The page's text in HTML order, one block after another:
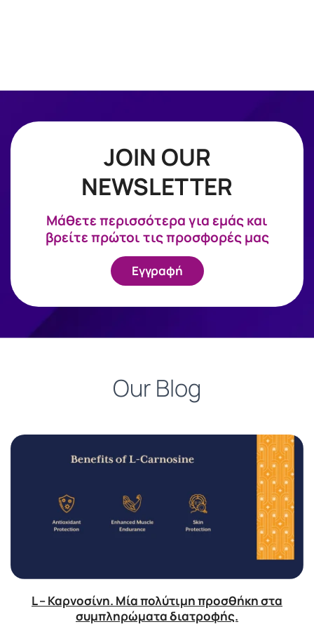
JOIN OUR
NEWSLETTER
Mάθετε περισσότερα για εμάς και
βρείτε πρώτοι τις προσφορές μας
Εγγραφή
Our Blog
L – Καρνοσίνη. Μία πολύτιμη προσθήκη στα
συμπληρώματα διατροφής.